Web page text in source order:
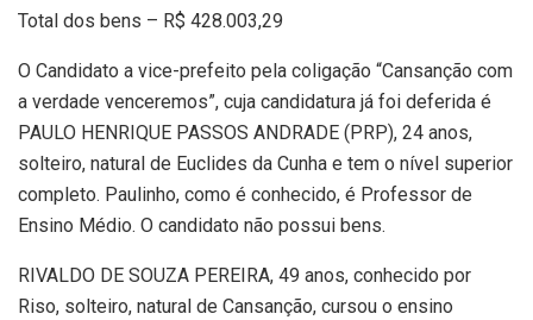
Total dos bens – R$ 428.003,29
O Candidato a vice-prefeito pela coligação “Cansanção com
a verdade venceremos”, cuja candidatura já foi deferida é
PAULO HENRIQUE PASSOS ANDRADE (PRP), 24 anos,
solteiro, natural de Euclides da Cunha e tem o nível superior
completo. Paulinho, como é conhecido, é Professor de
Ensino Médio. O candidato não possui bens.
RIVALDO DE SOUZA PEREIRA, 49 anos, conhecido por
Riso, solteiro, natural de Cansanção, cursou o ensino